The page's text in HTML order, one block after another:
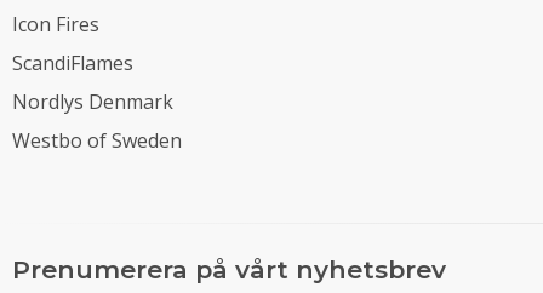
Icon Fires
ScandiFlames
Nordlys Denmark
Westbo of Sweden
Prenumerera på vårt nyhetsbrev